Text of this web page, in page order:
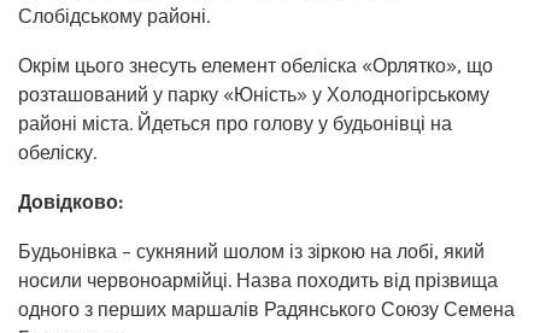
Слобідському районі.
Окрім цього знесуть елемент обеліска «Орлятко», що
розташований у парку «Юність» у Холодногірському
районі міста. Йдеться про голову у будьонівці на
обеліску.
Довідково:
Будьонівка – сукняний шолом із зіркою на лобі, який
носили червоноармійці. Назва походить від прізвища
одного з перших маршалів Радянського Союзу Семена